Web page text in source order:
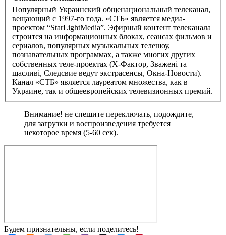
Популярный Украинский общенациональный телеканал,
вещающий с 1997-го года. «СТБ» является медиа-
проектом “StarLightMedia”. Эфирный контент телеканала
строится на информационных блоках, сеансах фильмов и
сериалов, популярных музыкальных телешоу,
познавательных программах, а также многих других
собственных теле-проектах (X-Фактор, Зважені та
щасливі, Следсвие ведут экстрасенсы, Окна-Новости).
Канал «СТБ» является лауреатом множества, как в
Украине, так и общеевропейских телевизионных премий.
Внимание! не спешите переключать, подождите,
для загрузки и воспроизведения требуется
некоторое время (5-60 сек).
Будем признательны, если поделитесь!